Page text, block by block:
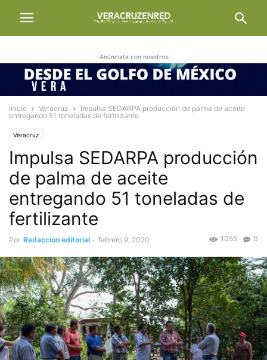
-Anúnciate con nosotros-
Inicio Veracruz
Impulsa SEDARPA producción de palma de aceite
entregando 51 toneladas de fertilizante
Veracruz
Impulsa SEDARPA producción
de palma de aceite
entregando 51 toneladas de
fertilizante
Por Redacción editorial - febrero 9, 2020 0
1055